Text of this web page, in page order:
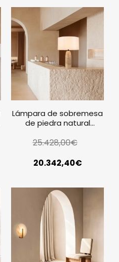
Lámpara de sobremesa
de piedra natural
pantalla blanca
25.428,00€
20.342,40€